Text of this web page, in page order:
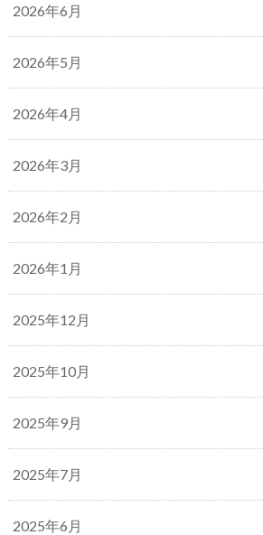
2026年6月
2026年5月
2026年4月
2026年3月
2026年2月
2026年1月
2025年12月
2025年10月
2025年9月
2025年7月
2025年6月